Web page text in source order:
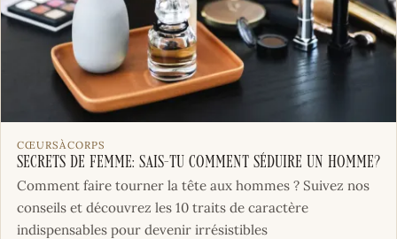
CŒURSÀCORPS
Secrets de femme: sais-tu comment séduire un homme?
Comment faire tourner la tête aux hommes ? Suivez nos
conseils et découvrez les 10 traits de caractère
indispensables pour devenir irrésistibles